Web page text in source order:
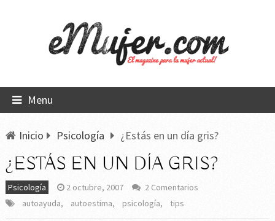
Menu
Inicio Psicología ¿Estás en un día gris?
¿ESTÁS EN UN DÍA GRIS?
Psicología 2 octubre, 2007
2 Comentarios
autoayuda, autoestima, psicología, tips